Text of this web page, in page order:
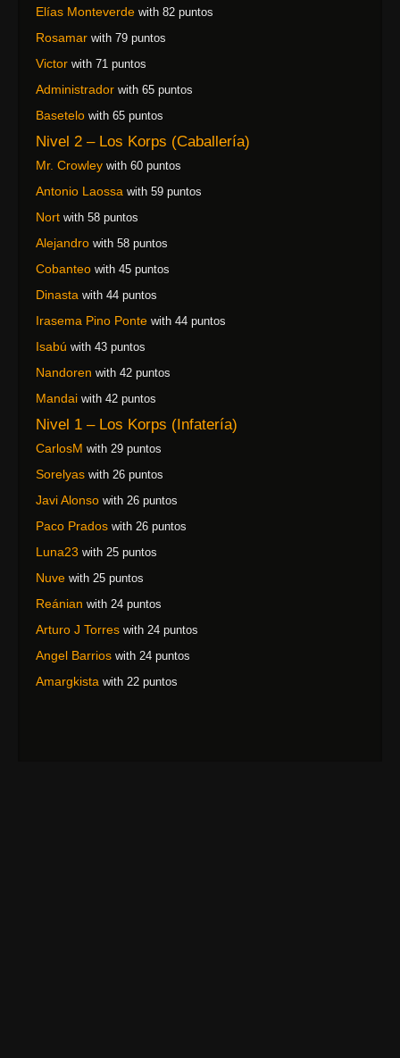
Elías Monteverde with 82 puntos
Rosamar with 79 puntos
Victor with 71 puntos
Administrador with 65 puntos
Basetelo with 65 puntos
Nivel 2 – Los Korps (Caballería)
Mr. Crowley with 60 puntos
Antonio Laossa with 59 puntos
Nort with 58 puntos
Alejandro with 58 puntos
Cobanteo with 45 puntos
Dinasta with 44 puntos
Irasema Pino Ponte with 44 puntos
Isabú with 43 puntos
Nandoren with 42 puntos
Mandai with 42 puntos
Nivel 1 – Los Korps (Infatería)
CarlosM with 29 puntos
Sorelyas with 26 puntos
Javi Alonso with 26 puntos
Paco Prados with 26 puntos
Luna23 with 25 puntos
Nuve with 25 puntos
Reánian with 24 puntos
Arturo J Torres with 24 puntos
Angel Barrios with 24 puntos
Amargkista with 22 puntos